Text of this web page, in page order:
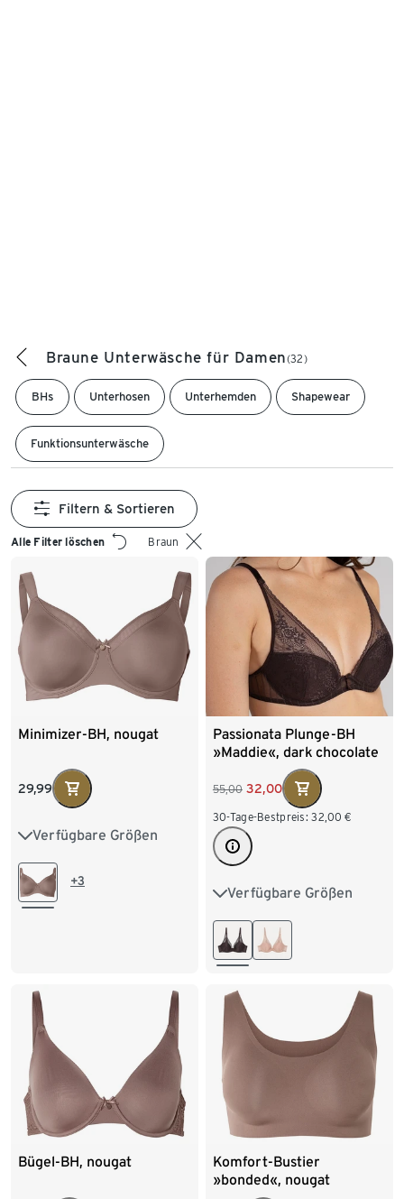
Braune Unterwäsche für Damen(32)
BHs Unterhosen Unterhemden Shapewear
Funktionsunterwäsche
Alle Filter löschen Braun
Filtern & Sortieren
Minimizer-BH, nougat
29,99
Verfügbare Größen
85D 85E 85F
90D +3
Passionata Plunge-BH
»Maddie«, dark chocolate
55,00 32,00
30-Tage-Bestpreis: 32,00 €
Verfügbare Größen
75B 75C 80B
80C 80D
85D
Bügel-BH, nougat
Komfort-Bustier
»bonded«, nougat